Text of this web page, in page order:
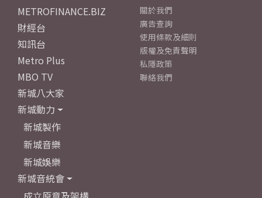
METROFINANCE.BIZ
財經台
知訊台
Metro Plus
MBO TV
新城八大家
新城動力
新城製作
新城音樂
新城娛樂
新城音統會
關於我們
廣告查詢
使用條款及細則
版權及免責聲明
私隱政策
聯絡我們